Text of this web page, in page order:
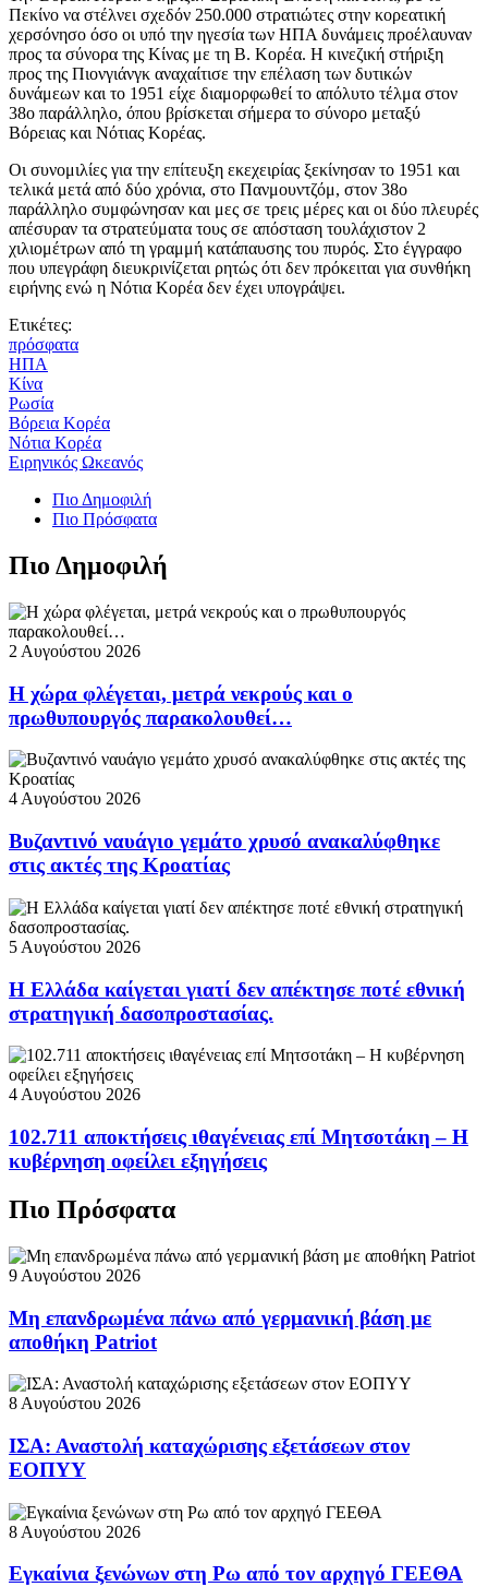
Πεκίνο να στέλνει σχεδόν 250.000 στρατιώτες στην κορεατική
χερσόνησο όσο οι υπό την ηγεσία των ΗΠΑ δυνάμεις προέλαυναν
προς τα σύνορα της Κίνας με τη Β. Κορέα. Η κινεζική στήριξη
προς της Πιονγιάνγκ αναχαίτισε την επέλαση των δυτικών
δυνάμεων και το 1951 είχε διαμορφωθεί το απόλυτο τέλμα στον
38ο παράλληλο, όπου βρίσκεται σήμερα το σύνορο μεταξύ
Βόρειας και Νότιας Κορέας.
Οι συνομιλίες για την επίτευξη εκεχειρίας ξεκίνησαν το 1951 και
τελικά μετά από δύο χρόνια, στο Πανμουντζόμ, στον 38ο
παράλληλο συμφώνησαν και μες σε τρεις μέρες και οι δύο πλευρές
απέσυραν τα στρατεύματα τους σε απόσταση τουλάχιστον 2
χιλιομέτρων από τη γραμμή κατάπαυσης του πυρός. Στο έγγραφο
που υπεγράφη διευκρινίζεται ρητώς ότι δεν πρόκειται για συνθήκη
ειρήνης ενώ η Νότια Κορέα δεν έχει υπογράψει.
Ετικέτες:
πρόσφατα
ΗΠΑ
Κίνα
Ρωσία
Βόρεια Κορέα
Νότια Κορέα
Ειρηνικός Ωκεανός
Πιο Δημοφιλή
Πιο Πρόσφατα
Πιο Δημοφιλή
2 Αυγούστου 2026
Η χώρα φλέγεται, μετρά νεκρούς και ο
πρωθυπουργός παρακολουθεί…
4 Αυγούστου 2026
Βυζαντινό ναυάγιο γεμάτο χρυσό ανακαλύφθηκε
στις ακτές της Κροατίας
5 Αυγούστου 2026
Η Ελλάδα καίγεται γιατί δεν απέκτησε ποτέ εθνική
στρατηγική δασοπροστασίας.
4 Αυγούστου 2026
102.711 αποκτήσεις ιθαγένειας επί Μητσοτάκη – Η
κυβέρνηση οφείλει εξηγήσεις
Πιο Πρόσφατα
9 Αυγούστου 2026
Μη επανδρωμένα πάνω από γερμανική βάση με
αποθήκη Patriot
8 Αυγούστου 2026
ΙΣΑ: Αναστολή καταχώρισης εξετάσεων στον
ΕΟΠΥΥ
8 Αυγούστου 2026
Εγκαίνια ξενώνων στη Ρω από τον αρχηγό ΓΕΕΘΑ